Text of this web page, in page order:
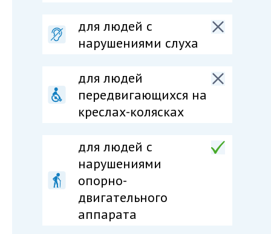
для людей с
нарушениями слуха
для людей
передвигающихся на
креслах-колясках
для людей c
нарушениями
опорно-
двигательного
аппарата